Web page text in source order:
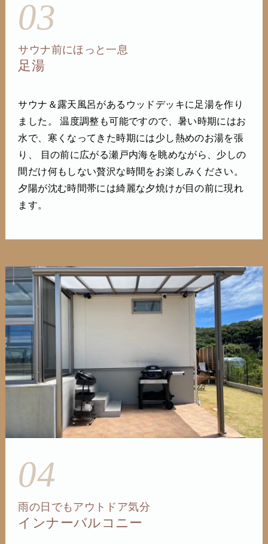
03
サウナ前にほっと一息
足湯
サウナ＆露天風呂があるウッドデッキに足湯を作り
ました。 温度調整も可能ですので、暑い時期にはお
水で、寒くなってきた時期には少し熱めのお湯を張
り、 目の前に広がる瀬戸内海を眺めながら、少しの
間だけ何もしない贅沢な時間をお楽しみください。
夕陽が沈む時間帯には綺麗な夕焼けが目の前に現れ
ます。
04
雨の日でもアウトドア気分
インナーバルコニー